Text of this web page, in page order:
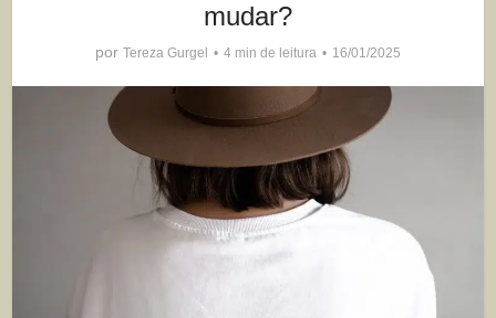
mudar?
por Tereza Gurgel 4 min de leitura 16/01/2025